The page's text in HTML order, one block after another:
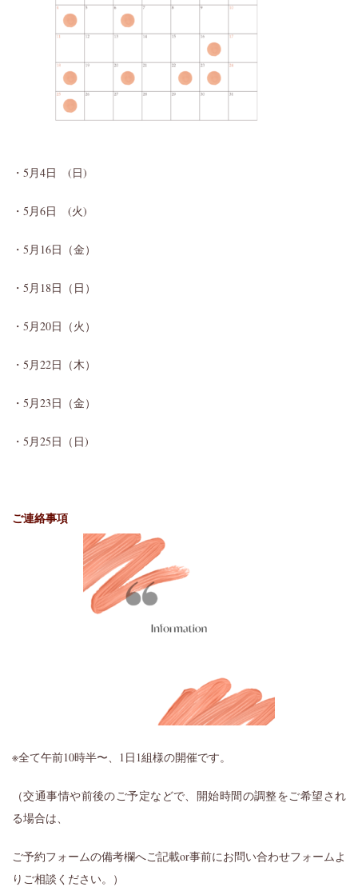
・5月4日 (日)
・5月6日 (火)
・5月16日（金）
・5月18日（日）
・5月20日（火）
・5月22日（木）
・5月23日（金）
・5月25日（日)
ご連絡事項
※全て午前10時半〜、1日1組様の開催です。
（交通事情や前後のご予定などで、開始時間の調整をご希望され
る場合は、
ご予約フォームの備考欄へご記載or事前にお問い合わせフォームよ
りご相談ください。）